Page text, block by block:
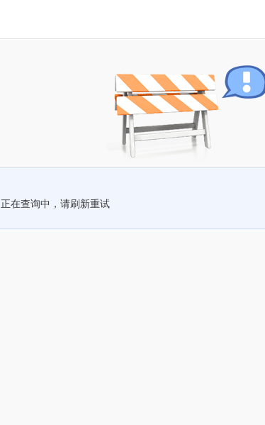
正在查询中，请刷新重试